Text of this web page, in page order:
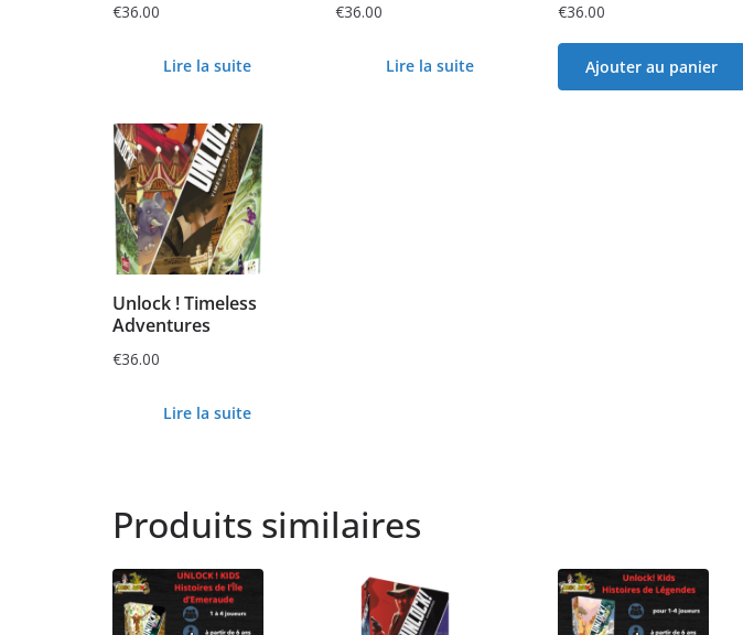
€36.00
Lire la suite
€36.00
Lire la suite
€36.00
Ajouter au panier
Unlock ! Timeless
Adventures
€36.00
Lire la suite
Produits similaires